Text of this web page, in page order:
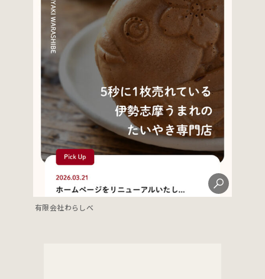
有限会社わらしべ